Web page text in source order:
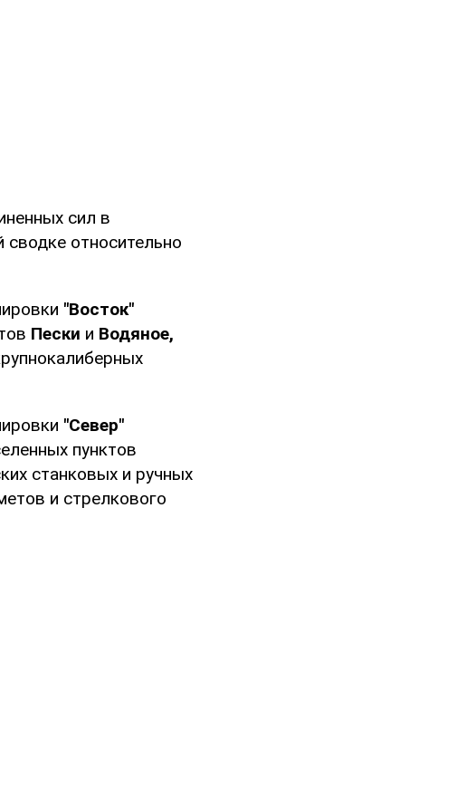
сил в
сводке относительно
"Восток"
Пески и Водяное,
"Север"
пунктов
станковых и ручных
и стрелкового